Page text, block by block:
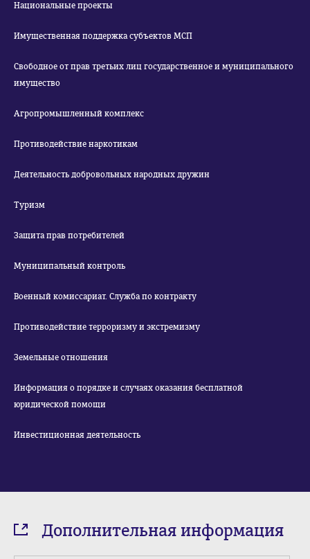
Национальные проекты
Имущественная поддержка субъектов МСП
Свободное от прав третьих лиц государственное и муниципального
имущество
Агропромышленный комплекс
Противодействие наркотикам
Деятельность добровольных народных дружин
Туризм
Защита прав потребителей
Муниципальный контроль
Военный комиссариат. Служба по контракту
Противодействие терроризму и экстремизму
Земельные отношения
Информация о порядке и случаях оказания бесплатной
юридической помощи
Инвестиционная деятельность
Дополнительная информация